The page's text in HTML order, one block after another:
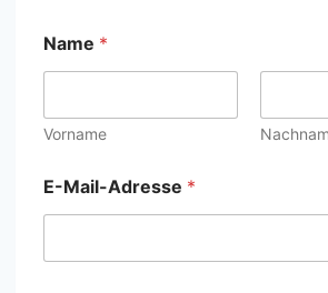
Name *
Vorname
E-Mail-Adresse *